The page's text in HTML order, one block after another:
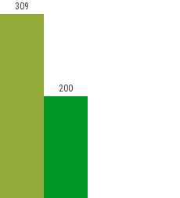
309
200